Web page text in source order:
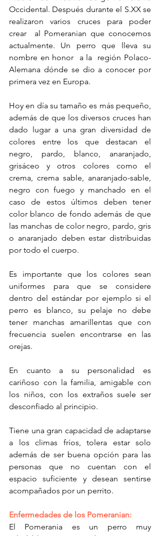
Occidental. Después durante el S.XX se
realizaron varios cruces para poder
crear  al Pomeranian que conocemos
actualmente. Un perro que lleva su
nombre en honor  a la  región Polaco-
Alemana dónde se dio a conocer por
primera vez en Europa.
Hoy en día su tamaño es más pequeño,
además de que los diversos cruces han
dado lugar a una gran diversidad de
colores entre los que destacan el
negro, pardo, blanco, anaranjado,
grisáceo y otros colores como el
crema, crema sable, anaranjado-sable,
negro con fuego y manchado en el
caso de estos últimos deben tener
color blanco de fondo además de que
las manchas de color negro, pardo, gris
o anaranjado deben estar distribuidas
por todo el cuerpo.
Es importante que los colores sean
uniformes para que se considere
dentro del estándar por ejemplo si el
perro es blanco, su pelaje no debe
tener manchas amarillentas que con
frecuencia suelen encontrarse en las
orejas.
En cuanto a su personalidad es
cariñoso con la familia, amigable con
los niños, con los extraños suele ser
desconfiado al principio.
Tiene una gran capacidad de adaptarse
a los climas fríos, tolera estar solo
además de ser buena opción para las
personas que no cuentan con el
espacio suficiente y desean sentirse
acompañados por un perrito.
Enfermedades de los Pomeranian:
El Pomerania es un perro muy